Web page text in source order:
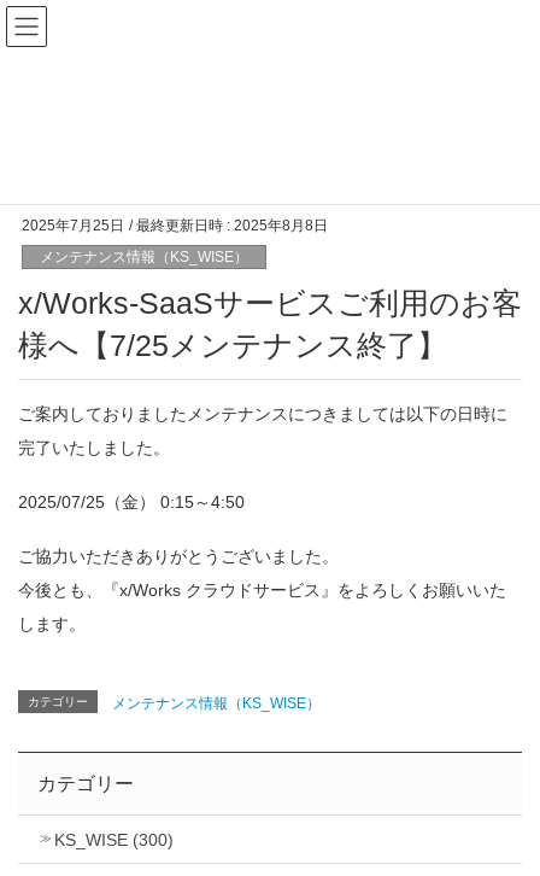
2025年7月25日 / 最終更新日時 : 2025年8月8日
メンテナンス情報（KS_WISE）
x/Works-SaaSサービスご利用のお客
様へ【7/25メンテナンス終了】
ご案内しておりましたメンテナンスにつきましては以下の日時に
完了いたしました。
2025/07/25（金） 0:15～4:50
ご協力いただきありがとうございました。
今後とも、『x/Works クラウドサービス』をよろしくお願いいた
します。
カテゴリー メンテナンス情報（KS_WISE）
カテゴリー
KS_WISE (300)